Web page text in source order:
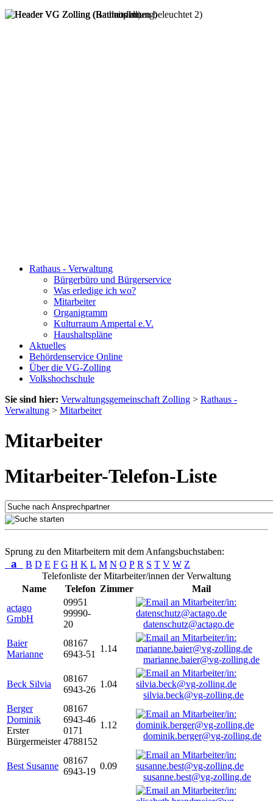
Rathaus - Verwaltung
Bürgerbüro und Bürgerservice
Was erledige ich wo?
Mitarbeiter
Organigramm
Kulturraum Ampertal e.V.
Haushaltspläne
Aktuelles
Behördenservice Online
Über die VG-Zolling
Volkshochschule
Sie sind hier: Verwaltungsgemeinschaft Zolling > Rathaus -
Verwaltung > Mitarbeiter
Mitarbeiter
Mitarbeiter-Telefon-Liste
Sprung zu den Mitarbeitern mit dem Anfangsbuchstaben:
a B D E F G H K L M N O P R S T V W Z
Telefonliste der Mitarbeiter/innen der Verwaltung
Name
Telefon Zimmer
Mail
actago
GmbH
09951
99990-
20
datenschutz@actago.de
Baier
Marianne
08167
6943-51
1.14
marianne.baier@vg-zolling.de
Beck Silvia
08167
6943-26
1.04
silvia.beck@vg-zolling.de
Berger
Dominik
Erster
Bürgermeister
08167
6943-46
0171
4788152
1.12
dominik.berger@vg-zolling.de
Best Susanne
08167
6943-19
0.09
susanne.best@vg-zolling.de